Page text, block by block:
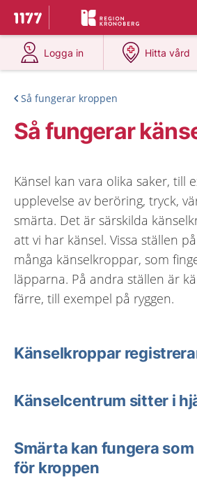
Till startsidan för 1177
Du har valt region
Logga in
på 1177.se
Hitta vård
på
Så fungerar kroppen
Så fungerar
Känsel kan vara olika saker, till
upplevelse av beröring, tryck,
smärta. Det är särskilda
att vi har känsel. Vissa ställen
många känselkroppar, som
läpparna. På andra ställen är
färre, till exempel på ryggen.
Känselkroppar
Känselcentrum sitter i
Smärta kan fungera
för kroppen